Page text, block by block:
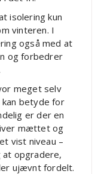
isolering kun
vinteren. I
også med at
og forbedrer
meget selv
betyde for
er der en
mættet og
vist niveau –
opgradere,
ujævnt fordelt.